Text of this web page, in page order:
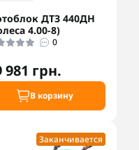
ДТЗ 440ДН
4.00-8)
0
981 грн.
В корзину
Заканчивается